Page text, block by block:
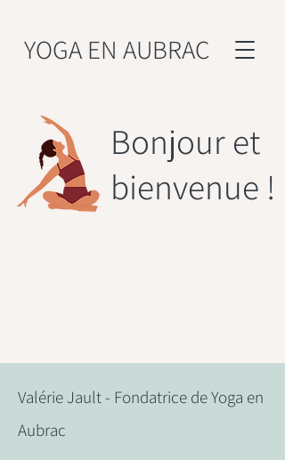
YOGA EN AUBRAC
Bonjour et
bienvenue !
Valérie Jault - Fondatrice de Yoga en
Aubrac